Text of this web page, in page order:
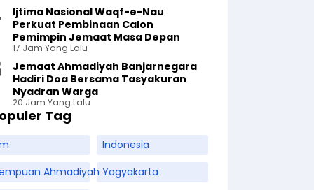
Ijtima Nasional Waqf-e-Nau
Perkuat Pembinaan Calon
Pemimpin Jemaat Masa Depan
17 Jam Yang Lalu
Jemaat Ahmadiyah Banjarnegara
Hadiri Doa Bersama Tasyakuran
Nyadran Warga
20 Jam Yang Lalu
Tag
Indonesia
Ahmadiyah Yogyakarta